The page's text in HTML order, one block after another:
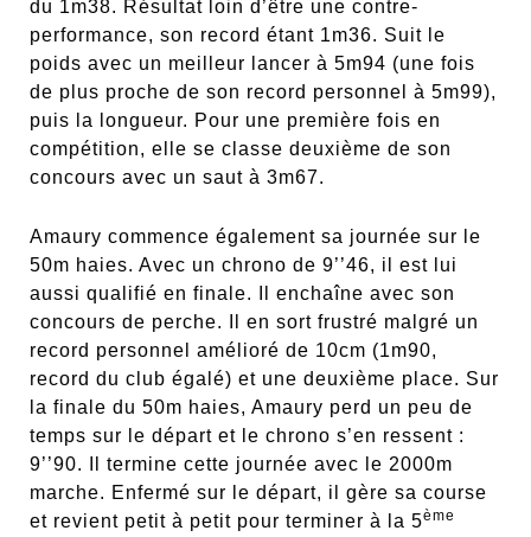
du 1m38. Résultat loin d’être une contre-
performance, son record étant 1m36. Suit le
poids avec un meilleur lancer à 5m94 (une fois
de plus proche de son record personnel à 5m99),
puis la longueur. Pour une première fois en
compétition, elle se classe deuxième de son
concours avec un saut à 3m67.
Amaury commence également sa journée sur le
50m haies. Avec un chrono de 9’’46, il est lui
aussi qualifié en finale. Il enchaîne avec son
concours de perche. Il en sort frustré malgré un
record personnel amélioré de 10cm (1m90,
record du club égalé) et une deuxième place. Sur
la finale du 50m haies, Amaury perd un peu de
temps sur le départ et le chrono s’en ressent :
9’’90. Il termine cette journée avec le 2000m
marche. Enfermé sur le départ, il gère sa course
et revient petit à petit pour terminer à la 5ème